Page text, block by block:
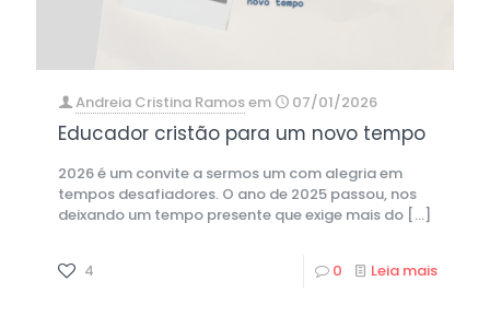
Andreia Cristina Ramosem 07/01/2026
Educador cristão para um novo tempo
2026 é um convite a sermos um com alegria em
tempos desafiadores. O ano de 2025 passou, nos
deixando um tempo presente que exige mais do […]
4 0 Leia mais